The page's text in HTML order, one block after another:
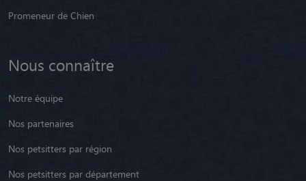
Promeneur de Chien
Nous connaître
Notre équipe
Nos partenaires
Nos petsitters par région
Nos petsitters par département